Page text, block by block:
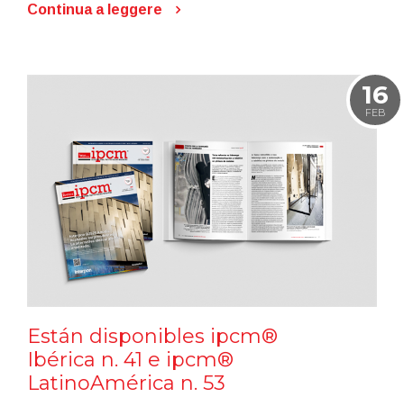
Continua a leggere
16
FEB
Están disponibles ipcm®
Ibérica n. 41 e ipcm®
LatinoAmérica n. 53